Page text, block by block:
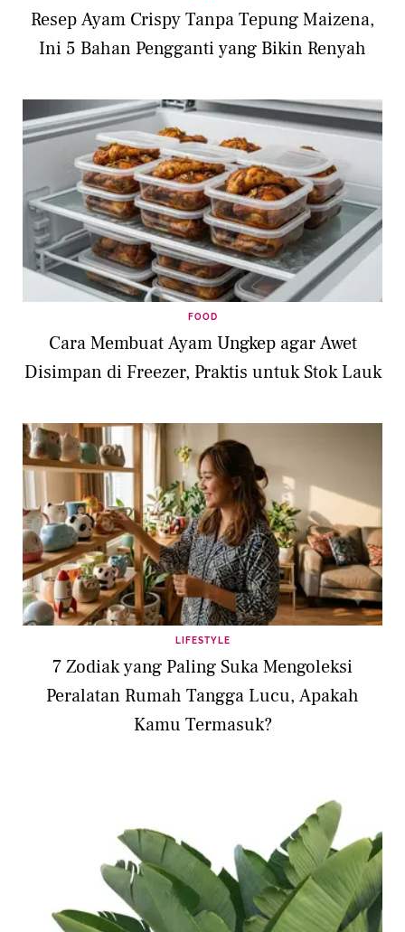
Resep Ayam Crispy Tanpa Tepung Maizena,
Ini 5 Bahan Pengganti yang Bikin Renyah
FOOD
Cara Membuat Ayam Ungkep agar Awet
Disimpan di Freezer, Praktis untuk Stok Lauk
LIFESTYLE
7 Zodiak yang Paling Suka Mengoleksi
Peralatan Rumah Tangga Lucu, Apakah
Kamu Termasuk?